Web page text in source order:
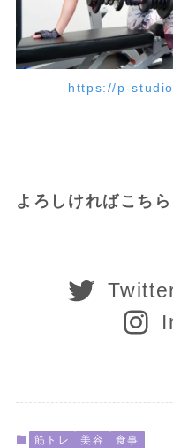
https://p-
よろしければこち
筋トレ 美容 食事